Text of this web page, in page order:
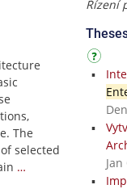
The
selected
…
Řízení